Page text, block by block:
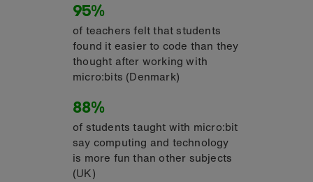
95%
of teachers felt that students
found it easier to code than they
thought after working with
micro:bits (Denmark)
88%
of students taught with micro:bit
say computing and technology
is more fun than other subjects
(UK)